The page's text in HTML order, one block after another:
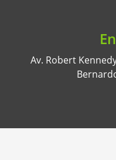
Av. Robert